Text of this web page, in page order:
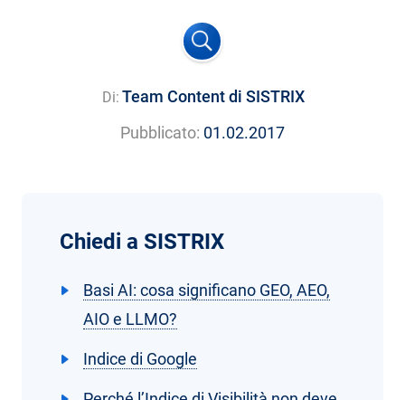
Di: Team Content di SISTRIX
Pubblicato: 01.02.2017
Chiedi a SISTRIX
Basi AI: cosa significano GEO, AEO,
AIO e LLMO?
Indice di Google